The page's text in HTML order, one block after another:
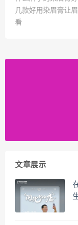
几款好用染眉膏让
看
文章展示